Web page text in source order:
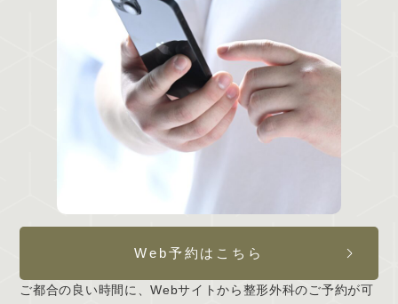
Web予約はこちら
ご都合の良い時間に、Webサイトから整形外科のご予約が可